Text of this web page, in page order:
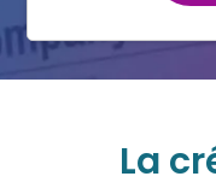
La